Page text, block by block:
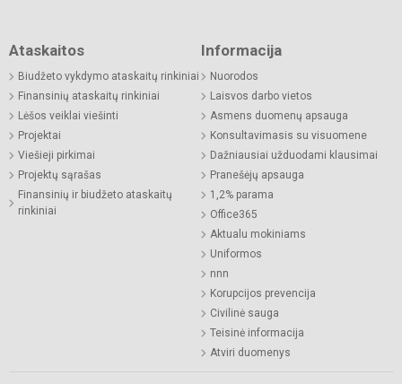
Ataskaitos
Biudžeto vykdymo ataskaitų rinkiniai
Finansinių ataskaitų rinkiniai
Lėšos veiklai viešinti
Projektai
Viešieji pirkimai
Projektų sąrašas
Finansinių ir biudžeto ataskaitų
rinkiniai
Informacija
Nuorodos
Laisvos darbo vietos
Asmens duomenų apsauga
Konsultavimasis su visuomene
Dažniausiai užduodami klausimai
Pranešėjų apsauga
1,2% parama
Office365
Aktualu mokiniams
Uniformos
nnn
Korupcijos prevencija
Civilinė sauga
Teisinė informacija
Atviri duomenys